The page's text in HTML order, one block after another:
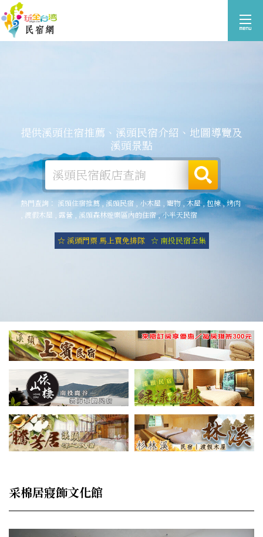
提供溪頭住宿推薦、溪頭民宿介紹、地圖導覽及
溪頭景點
熱門查詢： 溪頭住宿推薦,溪頭民宿,小木屋 寵物,木屋,包棟,烤肉
渡假木屋 露營 溪頭森林遊樂區內的住宿, 小半天民宿
☆ 溪頭門票 馬上買免排隊 ☆ 南投民宿全集
采棉居寢飾文化館